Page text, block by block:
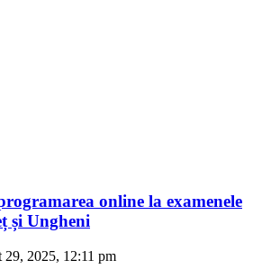
online la examenele
și Ungheni
29, 2025, 12:11 pm